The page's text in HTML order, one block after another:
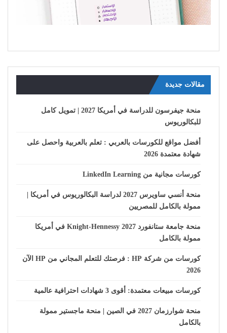
مقالات جديدة
منحة جيفرسون للدراسة في أمريكا 2027 | تمويل كامل
للبكالوريوس
أفضل مواقع للكورسات بالعربي : تعلم بالعربية واحصل على
شهادة معتمدة 2026
كورسات مجانية من LinkedIn Learning
منحة أنسي ساويرس 2027 لدراسة البكالوريوس في أمريكا |
ممولة بالكامل للمصريين
منحة جامعة ستانفورد Knight-Hennessy 2027 في أمريكا
ممولة بالكامل
كورسات من شركة HP : فرصتك للتعلم المجاني من HP الآن
2026
كورسات مبيعات معتمدة: أقوى 3 شهادات احترافية عالمية
منحة شوارزمان 2027 في الصين | منحة ماجستير ممولة
بالكامل